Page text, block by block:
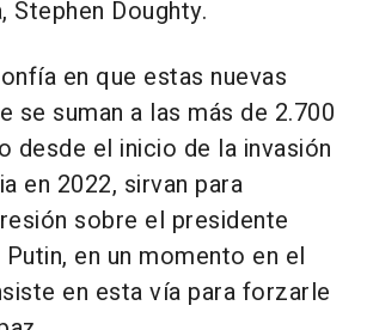
Stephen Doughty.
en que estas nuevas
se suman a las más de 2.700
desde el inicio de la invasión
en 2022, sirvan para
sobre el presidente
en un momento en el
en esta vía para forzarle